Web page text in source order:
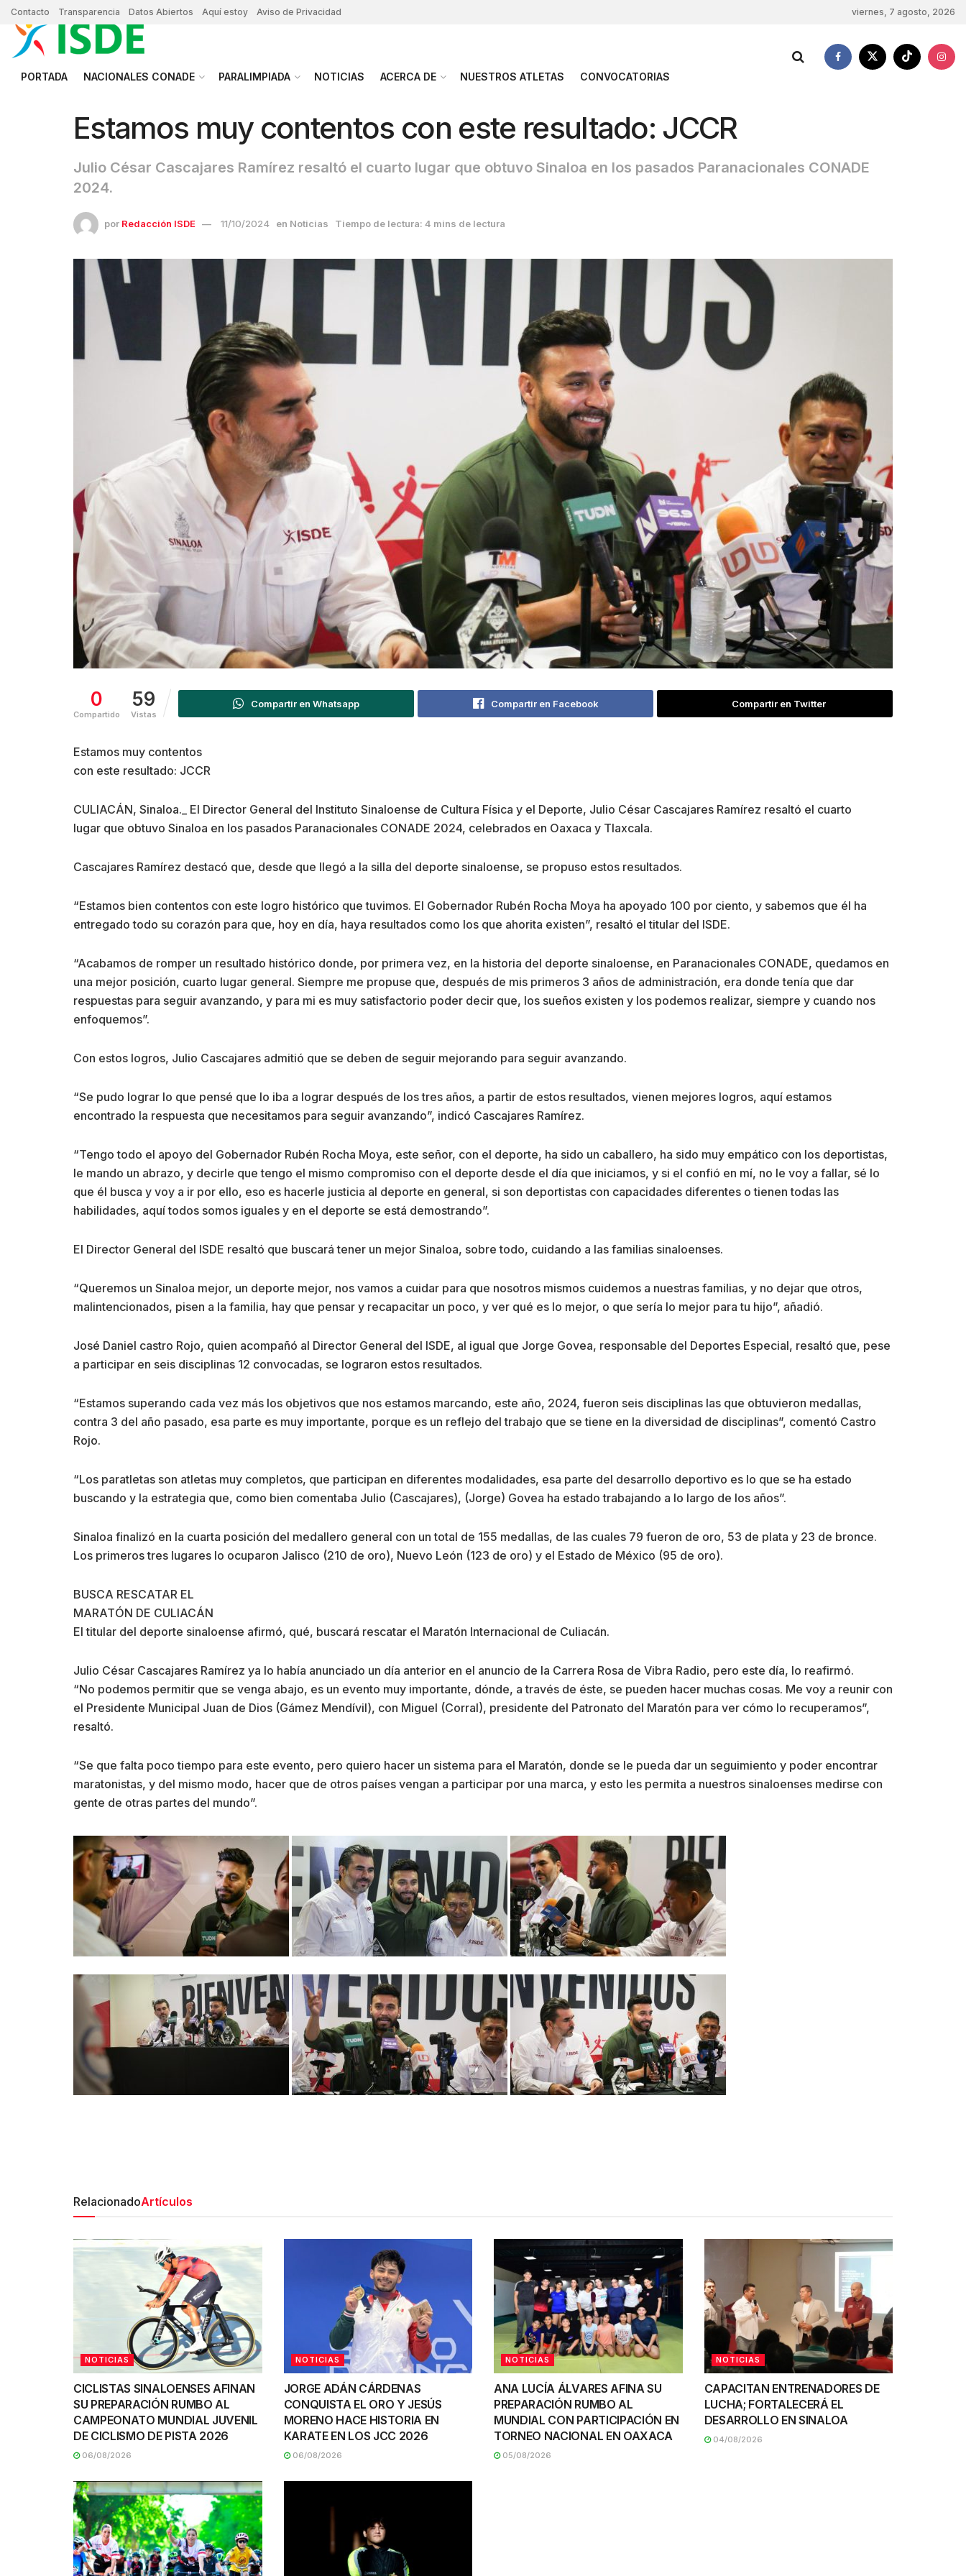
Contacto Transparencia Datos Abiertos Aquí estoy Aviso de Privacidad viernes, 7 agosto, 2026
PORTADA NACIONALES CONADE PARALIMPIADA NOTICIAS ACERCA DE NUESTROS ATLETAS CONVOCATORIAS
Estamos muy contentos con este resultado: JCCR
Julio César Cascajares Ramírez resaltó el cuarto lugar que obtuvo Sinaloa en los pasados Paranacionales CONADE
2024.
por Redacción ISDE 11/10/2024 en Noticias Tiempo de lectura: 4 mins de lectura
0
Compartido
59
Vistas
Compartir en Whatsapp Compartir en Facebook Compartir en Twitter
Estamos muy contentos
con este resultado: JCCR
CULIACÁN, Sinaloa._ El Director General del Instituto Sinaloense de Cultura Física y el Deporte, Julio César Cascajares Ramírez resaltó el cuarto
lugar que obtuvo Sinaloa en los pasados Paranacionales CONADE 2024, celebrados en Oaxaca y Tlaxcala.
Cascajares Ramírez destacó que, desde que llegó a la silla del deporte sinaloense, se propuso estos resultados.
“Estamos bien contentos con este logro histórico que tuvimos. El Gobernador Rubén Rocha Moya ha apoyado 100 por ciento, y sabemos que él ha
entregado todo su corazón para que, hoy en día, haya resultados como los que ahorita existen”, resaltó el titular del ISDE.
“Acabamos de romper un resultado histórico donde, por primera vez, en la historia del deporte sinaloense, en Paranacionales CONADE, quedamos en
una mejor posición, cuarto lugar general. Siempre me propuse que, después de mis primeros 3 años de administración, era donde tenía que dar
respuestas para seguir avanzando, y para mi es muy satisfactorio poder decir que, los sueños existen y los podemos realizar, siempre y cuando nos
enfoquemos”.
Con estos logros, Julio Cascajares admitió que se deben de seguir mejorando para seguir avanzando.
“Se pudo lograr lo que pensé que lo iba a lograr después de los tres años, a partir de estos resultados, vienen mejores logros, aquí estamos
encontrado la respuesta que necesitamos para seguir avanzando”, indicó Cascajares Ramírez.
“Tengo todo el apoyo del Gobernador Rubén Rocha Moya, este señor, con el deporte, ha sido un caballero, ha sido muy empático con los deportistas,
le mando un abrazo, y decirle que tengo el mismo compromiso con el deporte desde el día que iniciamos, y si el confió en mí, no le voy a fallar, sé lo
que él busca y voy a ir por ello, eso es hacerle justicia al deporte en general, si son deportistas con capacidades diferentes o tienen todas las
habilidades, aquí todos somos iguales y en el deporte se está demostrando”.
El Director General del ISDE resaltó que buscará tener un mejor Sinaloa, sobre todo, cuidando a las familias sinaloenses.
“Queremos un Sinaloa mejor, un deporte mejor, nos vamos a cuidar para que nosotros mismos cuidemos a nuestras familias, y no dejar que otros,
malintencionados, pisen a la familia, hay que pensar y recapacitar un poco, y ver qué es lo mejor, o que sería lo mejor para tu hijo”, añadió.
José Daniel castro Rojo, quien acompañó al Director General del ISDE, al igual que Jorge Govea, responsable del Deportes Especial, resaltó que, pese
a participar en seis disciplinas 12 convocadas, se lograron estos resultados.
“Estamos superando cada vez más los objetivos que nos estamos marcando, este año, 2024, fueron seis disciplinas las que obtuvieron medallas,
contra 3 del año pasado, esa parte es muy importante, porque es un reflejo del trabajo que se tiene en la diversidad de disciplinas”, comentó Castro
Rojo.
“Los paratletas son atletas muy completos, que participan en diferentes modalidades, esa parte del desarrollo deportivo es lo que se ha estado
buscando y la estrategia que, como bien comentaba Julio (Cascajares), (Jorge) Govea ha estado trabajando a lo largo de los años”.
Sinaloa finalizó en la cuarta posición del medallero general con un total de 155 medallas, de las cuales 79 fueron de oro, 53 de plata y 23 de bronce.
Los primeros tres lugares lo ocuparon Jalisco (210 de oro), Nuevo León (123 de oro) y el Estado de México (95 de oro).
BUSCA RESCATAR EL
MARATÓN DE CULIACÁN
El titular del deporte sinaloense afirmó, qué, buscará rescatar el Maratón Internacional de Culiacán.
Julio César Cascajares Ramírez ya lo había anunciado un día anterior en el anuncio de la Carrera Rosa de Vibra Radio, pero este día, lo reafirmó.
“No podemos permitir que se venga abajo, es un evento muy importante, dónde, a través de éste, se pueden hacer muchas cosas. Me voy a reunir con
el Presidente Municipal Juan de Dios (Gámez Mendívil), con Miguel (Corral), presidente del Patronato del Maratón para ver cómo lo recuperamos”,
resaltó.
“Se que falta poco tiempo para este evento, pero quiero hacer un sistema para el Maratón, donde se le pueda dar un seguimiento y poder encontrar
maratonistas, y del mismo modo, hacer que de otros países vengan a participar por una marca, y esto les permita a nuestros sinaloenses medirse con
gente de otras partes del mundo”.
RelacionadoArtículos
NOTICIAS
CICLISTAS SINALOENSES AFINAN
SU PREPARACIÓN RUMBO AL
CAMPEONATO MUNDIAL JUVENIL
DE CICLISMO DE PISTA 2026
06/08/2026
NOTICIAS
JORGE ADÁN CÁRDENAS
CONQUISTA EL ORO Y JESÚS
MORENO HACE HISTORIA EN
KARATE EN LOS JCC 2026
06/08/2026
NOTICIAS
ANA LUCÍA ÁLVARES AFINA SU
PREPARACIÓN RUMBO AL
MUNDIAL CON PARTICIPACIÓN EN
TORNEO NACIONAL EN OAXACA
05/08/2026
NOTICIAS
CAPACITAN ENTRENADORES DE
LUCHA; FORTALECERÁ EL
DESARROLLO EN SINALOA
04/08/2026